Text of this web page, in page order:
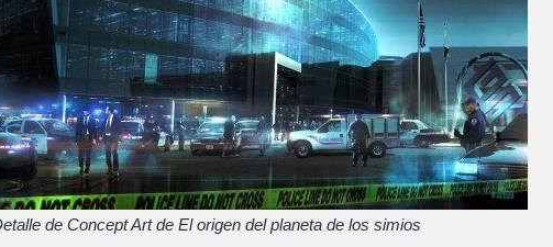
de Concept Art de El origen del planeta de los simios